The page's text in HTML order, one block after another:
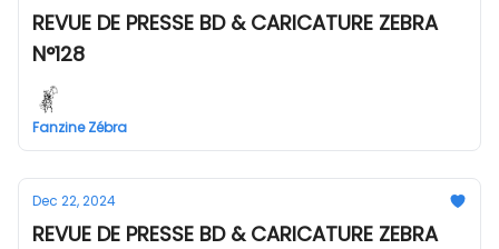
REVUE DE PRESSE BD & CARICATURE ZEBRA
N°128
Fanzine Zébra
Dec 22, 2024
REVUE DE PRESSE BD & CARICATURE ZEBRA